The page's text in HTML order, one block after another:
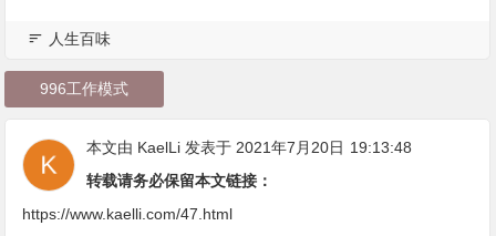
人生百味
996工作模式
本文由 KaelLi 发表于 2021年7月20日 19:13:48
转载请务必保留本文链接：
https://www.kaelli.com/47.html